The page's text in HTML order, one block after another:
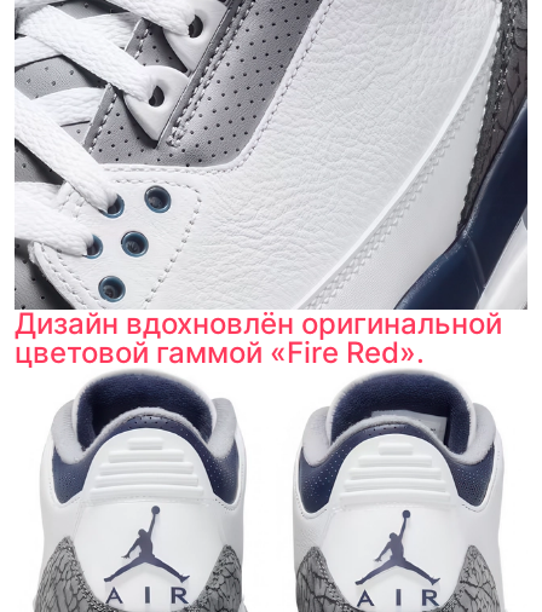
Дизайн вдохновлён оригинальной
цветовой гаммой «Fire Red».